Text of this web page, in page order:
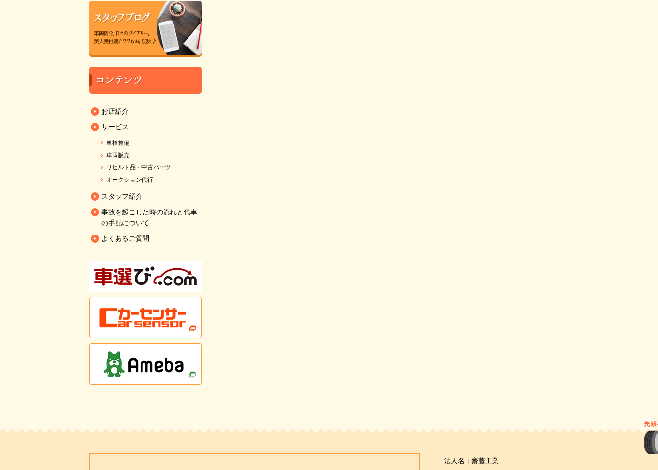
お店紹介
サービス
車検整備
車両販売
リビルト品・中古パーツ
オークション代行
スタッフ紹介
事故を起こした時の流れと代車
の手配について
よくあるご質問
法人名：齋藤工業